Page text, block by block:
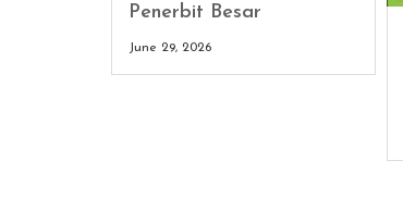
Penerbit Besar
June 29, 2026